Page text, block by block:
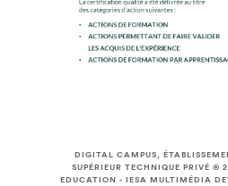
DIGITAL CAMPUS,
SUPÉRIEUR TECHNIQUE PRIVÉ ©
EDUCATION -IESA MULTIMÉDIA